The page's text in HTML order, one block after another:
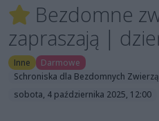
Bezdomne
zapraszają |
Inne
Darmowe
Schroniska dla Bezdomnych
sobota, 4 października 2025, 12:00